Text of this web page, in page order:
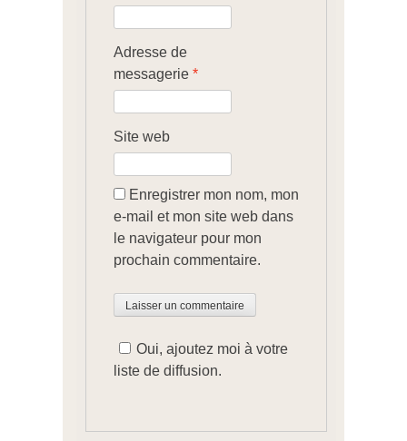
Adresse de
messagerie *
Site web
Enregistrer mon nom, mon
e-mail et mon site web dans
le navigateur pour mon
prochain commentaire.
Oui, ajoutez moi à votre
liste de diffusion.